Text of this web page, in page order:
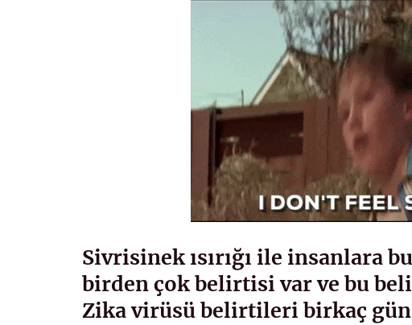
Sivrisinek ısırığı ile insanlara
birden çok belirtisi var ve bu
Zika virüsü belirtileri birkaç